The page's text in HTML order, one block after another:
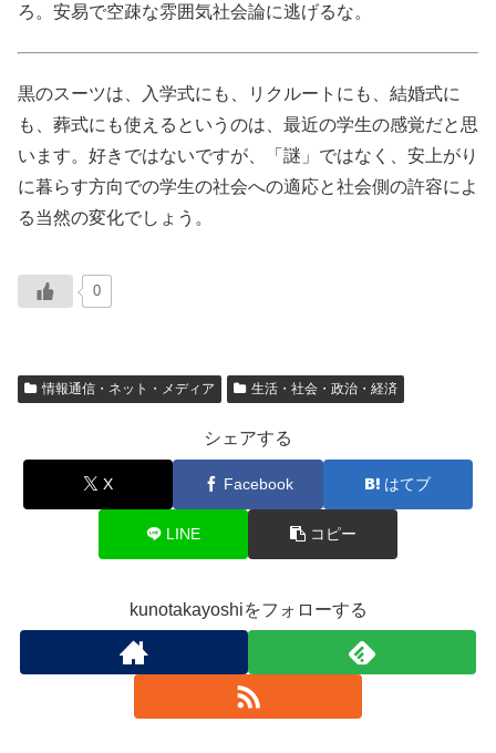
ろ。安易で空疎な雰囲気社会論に逃げるな。
黒のスーツは、入学式にも、リクルートにも、結婚式に
も、葬式にも使えるというのは、最近の学生の感覚だと思
います。好きではないですが、「謎」ではなく、安上がり
に暮らす方向での学生の社会への適応と社会側の許容によ
る当然の変化でしょう。
0
情報通信・ネット・メディア 生活・社会・政治・経済
シェアする
X Facebook はてブ
LINE コピー
kunotakayoshiをフォローする